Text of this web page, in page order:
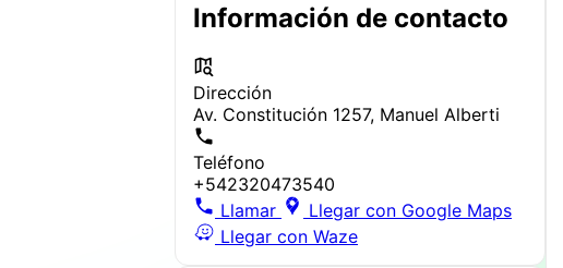
Información de contacto
Dirección
Av. Constitución 1257, Manuel Alberti
Teléfono
+542320473540
Llamar
Llegar con Google Maps
Llegar con Waze